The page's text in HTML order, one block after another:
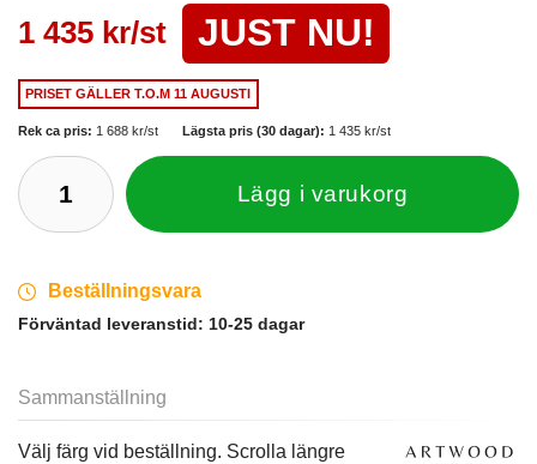
1 435 kr/st JUST NU!
PRISET GÄLLERT.O.M 11 AUGUSTI
Rek ca pris: 1 688 kr/st Lägsta pris (30 dagar): 1 435 kr/st
Lägg i varukorg
Beställningsvara
Förväntad leveranstid: 10-25 dagar
Sammanställning
Välj färg vid beställning. Scrolla längre